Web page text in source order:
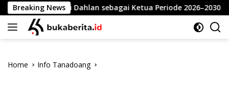
Skip
to
content
Breaking News
Ansari Dahlan sebagai Ketua Periode 2026–2030
Home Info Tanadoang